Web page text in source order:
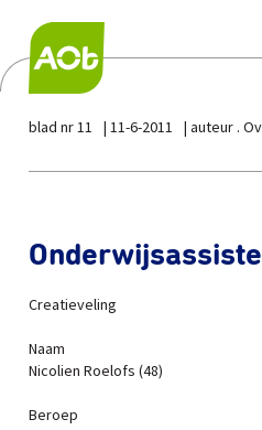
blad nr 11 11-6-2011 auteur .
Creatieveling
Naam
Nicolien Roelofs (48)
Beroep